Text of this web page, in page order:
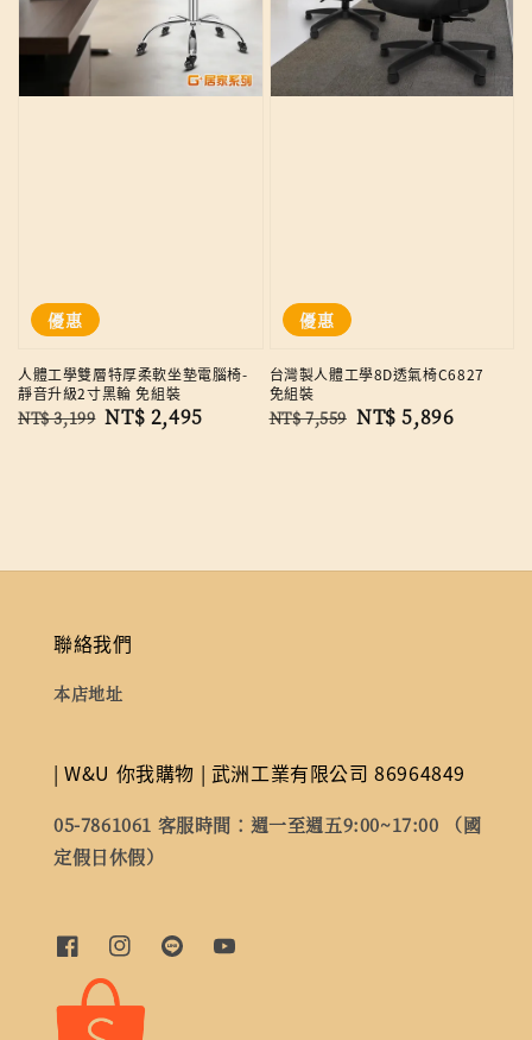
優惠
人體工學雙層特厚柔軟坐墊電腦椅-
靜音升級2寸黑輪 免組裝
Regular
NT$ 3,199 Sale
NT$ 2,495
優惠
台灣製人體工學8D透氣椅C6827
免組裝
Regular
NT$ 7,559 Sale
NT$ 5,896
聯絡我們
本店地址
| W&U 你我購物 | 武洲工業有限公司 86964849
05-7861061 客服時間：週一至週五9:00~17:00 （國
定假日休假）